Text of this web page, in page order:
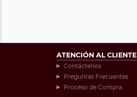
ATENCIÓN AL CLIENTE
Contáctenos
Preguntas Frecuentes
Proceso de Compra